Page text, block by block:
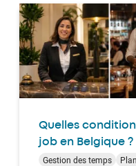
Quelles
job en Belgique ?
Gestion des temps